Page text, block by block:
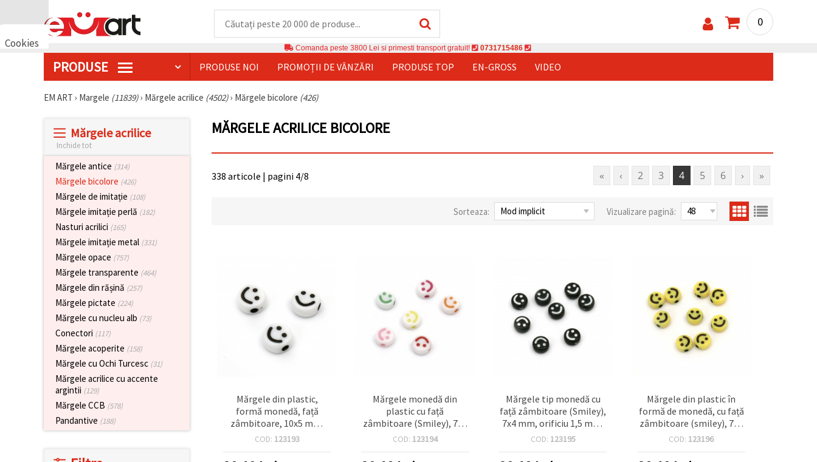
Cookies
0
Comanda peste 3800 Lei si primesti transport gratuit! 0731715486
PRODUSE PRODUSE NOI PROMOȚII DE VÂNZĂRI PRODUSE TOP EN-GROSS VIDEO
EM ART › Margele (11839)› Mărgele acrilice (4502)› Mărgele bicolore (426)
Mărgele acrilice
Inchide tot
Mărgele antice (314)
Mărgele bicolore (426)
Mărgele de imitație (108)
Mărgele imitație perlă (182)
Nasturi acrilici (165)
Mărgele imitație metal (331)
Mărgele opace (757)
Mărgele transparente (464)
Mărgele din rășină (257)
Mărgele pictate (224)
Mărgele cu nucleu alb (73)
Conectori (117)
Mărgele acoperite (158)
Mărgele cu Ochi Turcesc (31)
Mărgele acrilice cu accente
argintii (129)
Mărgele CCB (578)
Pandantive (188)
MĂRGELE ACRILICE BICOLORE
« ‹ 2 3 4 5 6 › »
338 articole | pagini 4/8
Sorteaza: Vizualizare pagină:
Mărgele din plastic,
formă monedă, față
zâmbitoare, 10x5 mm,
gaură: 2,5 mm, alb - 20 g
COD: 123193
Mărgele monedă din
plastic cu față
zâmbitoare (Smiley), 7x4
mm, gaură: 1.5 mm, culori
COD: 123194
Mărgele tip monedă cu
față zâmbitoare (Smiley),
7x4 mm, orificiu 1,5 mm,
negre, 20 g (~150 buc.)
COD: 123195
Mărgele din plastic în
formă de monedă, cu față
zâmbitoare (smiley), 7x4
mm, orificiu: 1,5 mm,
COD: 123196